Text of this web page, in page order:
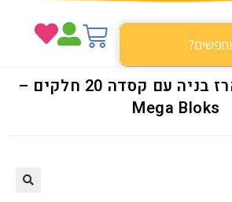
מגה בלוקס מארז בניה עם קסדה 20 חלקים –
Mega Bloks